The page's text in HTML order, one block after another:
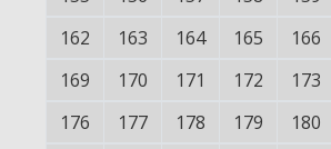
162
163 164 165 166
169
170 171 172 173
176
177 178 179 180